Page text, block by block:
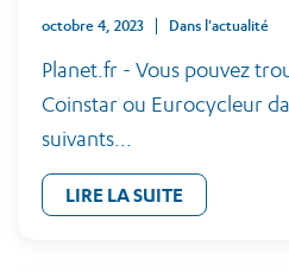
octobre 4, 2023 Dans l'actualité
Planet.fr - Vous pouvez
Coinstar ou Eurocycleur
suivants...
LIRE LA SUITE